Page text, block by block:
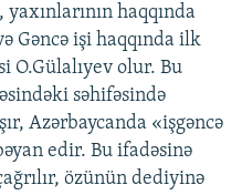
yaxınlarının haqqında
Gəncə işi haqqında ilk
O.Gülalıyev olur. Bu
səhifəsində
Azərbaycanda «işgəncə
edir. Bu ifadəsinə
özünün dediyinə